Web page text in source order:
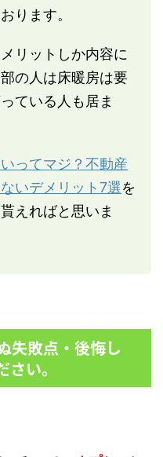
ります。
リットしか内容に
の人は床暖房は要
ている人も居ま
ってマジ？不動産
いデメリット7選を
えればと思いま
失敗点・後悔し
い。